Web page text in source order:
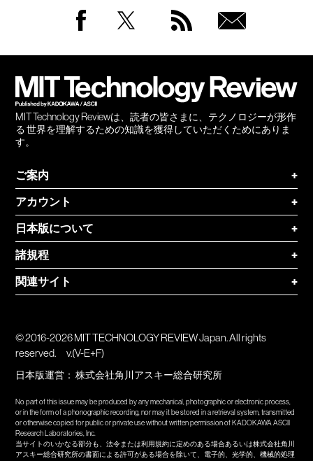
MIT Technology Reviewは、読者の皆さまに、テクノロジーが形作
る 世界を理解するための知識を獲得していただくためにありま
す。
ご案内
+
アカウント
+
日本版について
+
諸規程
+
関連サイト
+
© 2016-2026 MIT TECHNOLOGY REVIEW Japan. All rights
reserved.
v.(V-E+F)
日本版運営：株式会社角川アスキー総合研究所
No part of this issue may be produced by any mechanical, photographic or electronic process,
or in the form of a phonographic recording, nor may it be stored in a retrieval system, transmitted
or otherwise copied for public or private use without written permission of KADOKAWA ASCII
Research Laboratories, Inc.
当サイトのいかなる部分も、法令または利用規約に定めのある場合あるいは株式会社角川
アスキー総合研究所の書面による許可がある場合を除いて、電子的、光学的、機械的処理